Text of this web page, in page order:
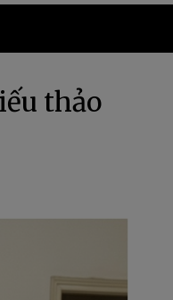
thảo